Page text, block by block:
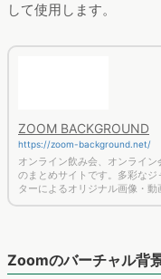
して使用します。
ZOOM BACKGROUND
https://zoom-background.net/
オンライン飲み会、オンライ
のまとめサイトです。多彩な
ターによるオリジナル画像・動
Zoomのバーチャル背